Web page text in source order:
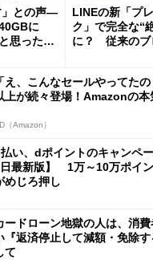
」との声―
に
思った」
LINEの新「プ
ク」で完全な“
に？ 従来のブ
「え、こんなセールやってた
上が続々登場！Amazonの本
（Amazon）
い、dポイントのキャンペ
最新版】 1万～10万ポイ
めじろ押し
ードローン地獄の人は、消
『返済停止して減額・免除
て